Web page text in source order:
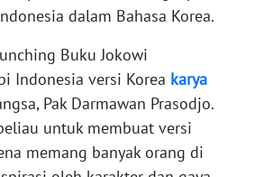
dalam Bahasa Korea.
Buku Jokowi
Indonesia versi Korea karya
Pak Darmawan Prasodjo.
untuk membuat versi
memang banyak orang di